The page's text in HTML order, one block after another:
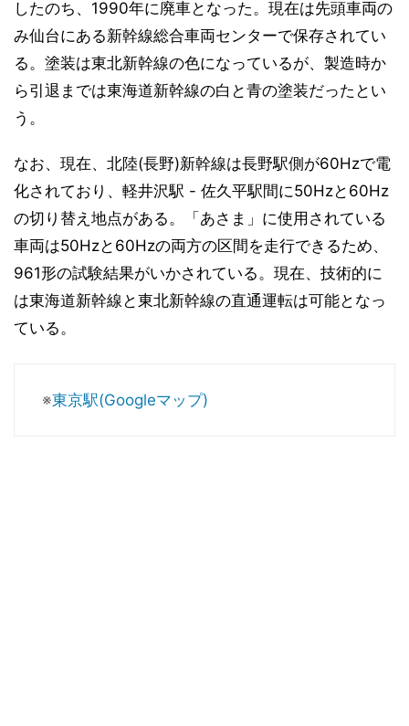
したのち、1990年に廃車となった。現在は先頭車両の
み仙台にある新幹線総合車両センターで保存されてい
る。塗装は東北新幹線の色になっているが、製造時か
ら引退までは東海道新幹線の白と青の塗装だったとい
う。
なお、現在、北陸(長野)新幹線は長野駅側が60Hzで電
化されており、軽井沢駅 - 佐久平駅間に50Hzと60Hz
の切り替え地点がある。「あさま」に使用されている
車両は50Hzと60Hzの両方の区間を走行できるため、
961形の試験結果がいかされている。現在、技術的に
は東海道新幹線と東北新幹線の直通運転は可能となっ
ている。
※東京駅(Googleマップ)